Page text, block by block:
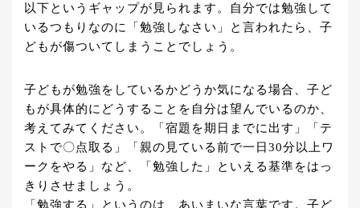
以下というギャップが見られます。自分では勉強して
いるつもりなのに「勉強しなさい」と言われたら、子
どもが傷ついてしまうことでしょう。
子どもが勉強をしているかどうか気になる場合、子ど
もが具体的にどうすることを自分は望んでいるのか、
考えてみてください。「宿題を期日までに出す」「テ
ストで〇点取る」「親の見ている前で一日30分以上ワ
ークをやる」など、「勉強した」といえる基準をはっ
きりさせましょう。
「勉強する」というのは、あいまいな言葉です。子ど